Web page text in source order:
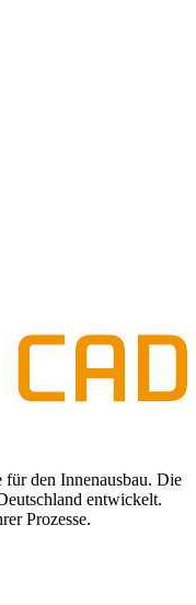
den Innenausbau. Die
entwickelt.
Prozesse.